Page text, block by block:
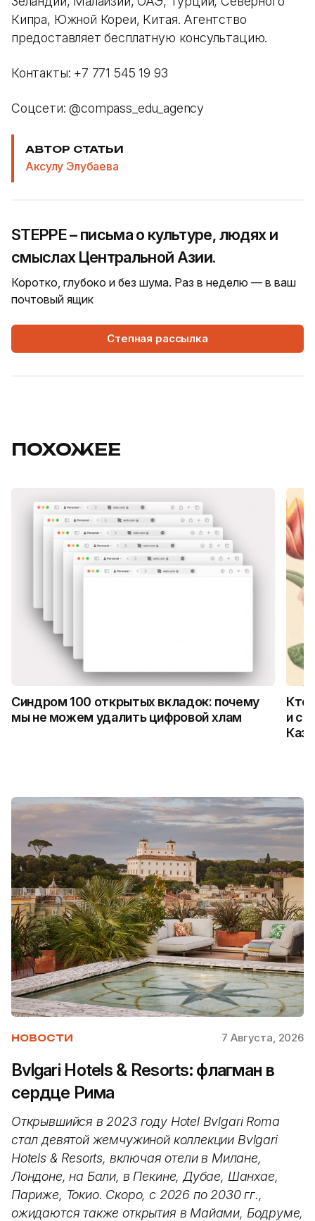
Кипра, Южной Кореи, Китая. Агентство
предоставляет бесплатную консультацию.
Контакты: +7 771 545 19 93
Соцсети: @compass_edu_agency
АВТОР СТАТЬИ
Аксулу Элубаева
STEPPE – письма о культуре, людях и
смыслах Центральной Азии.
Коротко, глубоко и без шума. Раз в неделю — в ваш
почтовый ящик
Степная рассылка
ПОХОЖЕЕ
Синдром 100 открытых вкладок: почему
мы не можем удалить цифровой хлам
Кто
и
НОВОСТИ 7 Августа, 2026
Bvlgari Hotels & Resorts: флагман в
сердце Рима
Открывшийся в 2023 году Hotel Bvlgari Roma
стал девятой жемчужиной коллекции Bvlgari
Hotels & Resorts, включая отели в Милане,
Лондоне, на Бали, в Пекине, Дубае, Шанхае,
Париже, Токио. Скоро, с 2026 по 2030 гг.,
ожидаются также открытия в Майами, Бодруме,